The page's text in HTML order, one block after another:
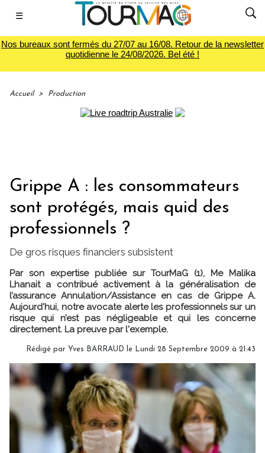
☰
Nos bureaux sont fermés du 27/07 au 16/08. Retour de la newsletter
quotidienne le 24/08/2026. Bel été !
Accueil > Production
Grippe A : les consommateurs
sont protégés, mais quid des
professionnels ?
De gros risques financiers subsistent
Par son expertise publiée sur TourMaG (1), Me Malika
Lhanait a contribué activement à la généralisation de
l’assurance Annulation/Assistance en cas de Grippe A.
Aujourd'hui, notre avocate alerte les professionnels sur un
risque qui n’est pas négligeable et qui les concerne
directement. La preuve par l'exemple.
Rédigé par Yves BARRAUD le Lundi 28 Septembre 2009 à 21:43